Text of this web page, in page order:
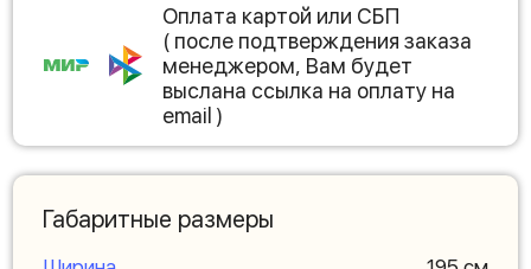
Оплата картой или СБП
( после подтверждения заказа
менеджером, Вам будет
выслана ссылка на оплату на
email )
Габаритные размеры